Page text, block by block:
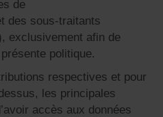
de
des sous-traitants
exclusivement afin de
politique.
respectives et pour
les principales
accès aux données